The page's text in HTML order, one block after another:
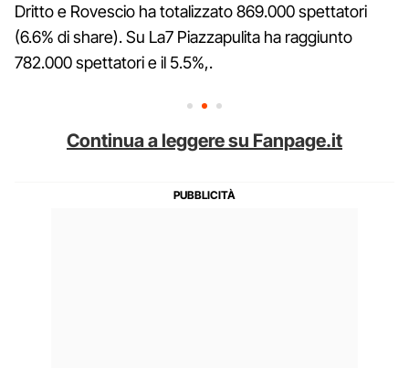
Dritto e Rovescio ha totalizzato 869.000 spettatori
(6.6% di share). Su La7 Piazzapulita ha raggiunto
782.000 spettatori e il 5.5%,.
Continua a leggere su Fanpage.it